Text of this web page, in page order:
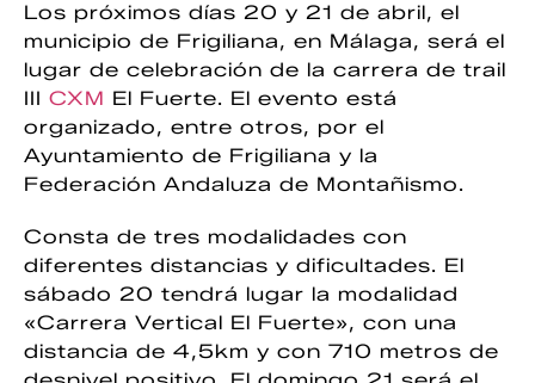
Los próximos días 20 y 21 de abril, el
municipio de Frigiliana, en Málaga, será el
lugar de celebración de la carrera de trail
III CXM El Fuerte. El evento está
organizado, entre otros, por el
Ayuntamiento de Frigiliana y la
Federación Andaluza de Montañismo.
Consta de tres modalidades con
diferentes distancias y dificultades. El
sábado 20 tendrá lugar la modalidad
«Carrera Vertical El Fuerte», con una
distancia de 4,5km y con 710 metros de